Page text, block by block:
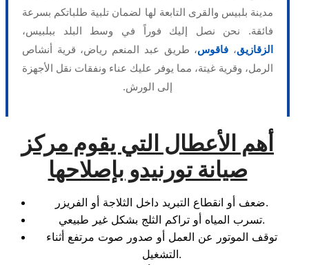
مدينة بلبيس والقرى التابعة لها لضمان تلبية طلباتكم بسرعة
فائقة. نحن نصل إليك فوراً في وسط البلد ببلبيس،
الزقازيق، فاقوس، طريق عبد المنعم رياض، قرية أنشاص
الرمل، وقرية غيتة، مما يوفر عليك عناء ونفقات نقل الأجهزة
إلى الورش.
أهم الأعطال التي يقوم مركز
صيانة تورنيدو بإصلاحها
ضعف أو انقطاع التبريد داخل الثلاجة أو الفريزر.
تسرب المياه أو تراكم الثلج بشكل غير طبيعي.
توقف الموتور عن العمل أو صدور صوت مرتفع أثناء
التشغيل.